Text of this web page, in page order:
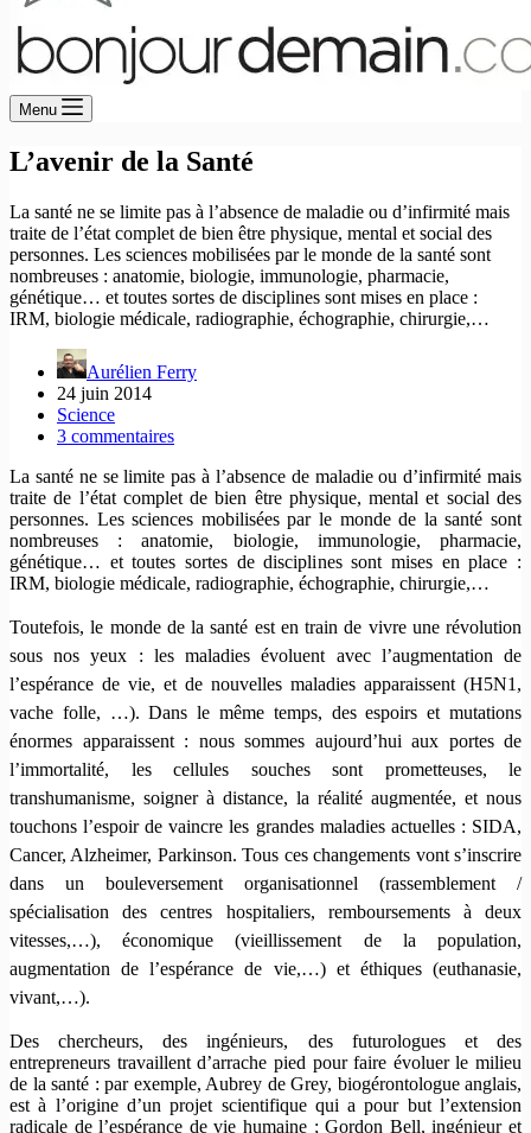
Menu
L’avenir de la Santé
La santé ne se limite pas à l’absence de maladie ou d’infirmité mais
traite de l’état complet de bien être physique, mental et social des
personnes. Les sciences mobilisées par le monde de la santé sont
nombreuses : anatomie, biologie, immunologie, pharmacie,
génétique… et toutes sortes de disciplines sont mises en place :
IRM, biologie médicale, radiographie, échographie, chirurgie,…
Aurélien Ferry
24 juin 2014
Science
3 commentaires
La santé ne se limite pas à l’absence de maladie ou d’infirmité mais
traite de l’état complet de bien être physique, mental et social des
personnes. Les sciences mobilisées par le monde de la santé sont
nombreuses : anatomie, biologie, immunologie, pharmacie,
génétique… et toutes sortes de disciplines sont mises en place :
IRM, biologie médicale, radiographie, échographie, chirurgie,…
Toutefois, le monde de la santé est en train de vivre une révolution
sous nos yeux : les maladies évoluent avec l’augmentation de
l’espérance de vie, et de nouvelles maladies apparaissent (H5N1,
vache folle, …). Dans le même temps, des espoirs et mutations
énormes apparaissent : nous sommes aujourd’hui aux portes de
l’immortalité, les cellules souches sont prometteuses, le
transhumanisme, soigner à distance, la réalité augmentée, et nous
touchons l’espoir de vaincre les grandes maladies actuelles : SIDA,
Cancer, Alzheimer, Parkinson. Tous ces changements vont s’inscrire
dans un bouleversement organisationnel (rassemblement /
spécialisation des centres hospitaliers, remboursements à deux
vitesses,…), économique (vieillissement de la population,
augmentation de l’espérance de vie,…) et éthiques (euthanasie,
vivant,…).
Des chercheurs, des ingénieurs, des futurologues et des
entrepreneurs travaillent d’arrache pied pour faire évoluer le milieu
de la santé : par exemple, Aubrey de Grey, biogérontologue anglais,
est à l’origine d’un projet scientifique qui a pour but l’extension
radicale de l’espérance de vie humaine ; Gordon Bell, ingénieur et